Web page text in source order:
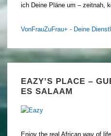
ich Deine Pläne um – zeitnah,
VonFrauZuFrau+ - Deine
EAZY’S PLACE –
ES SALAAM
Enjoy the real African way of